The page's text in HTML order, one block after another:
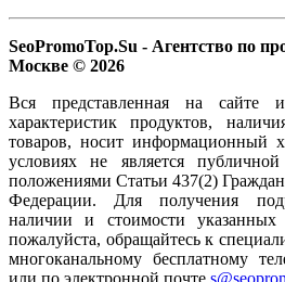
SeoPromoTop.Su - Агентство по
Москве © 2026
Вся представленная на сайте
характеристик продуктов,
товаров, носит информационный
условиях не является
положениями Статьи 437(2)
Федерации. Для получения
наличии и стоимости
пожалуйста, обращайтесь к
многоканальному бесплатному
или по электронной почте